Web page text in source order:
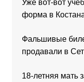
Уже вот-вот
форма в
Фальшивые
продавали в
18-летняя мать